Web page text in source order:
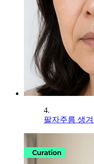
4.
팔자주름 생